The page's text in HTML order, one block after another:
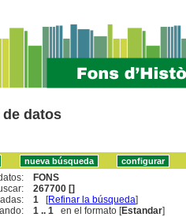
de datos
FONS
267700 []
1 [Refinar la búsqueda]
1 .. 1 en el formato [Estandar]